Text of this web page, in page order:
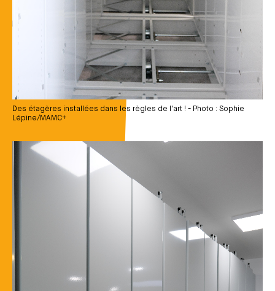
Des étagères installées dans les règles de l'art ! - Photo : Sophie
Lépine/MAMC+
Média